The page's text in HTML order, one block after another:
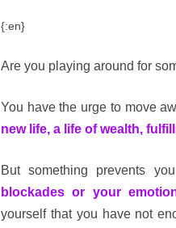
{:en}
Are you playing around for
You have the urge to move
new life, a life of wealth,
But something prevents
blockades or your
yourself that you have not